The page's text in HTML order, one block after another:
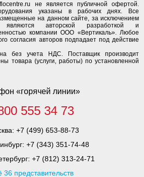
не является публичной офертой.
указаны в рабочих днях. Все
на данном сайте, за исключением
являются авторской разработкой и
компании ООО «Вертикаль». Любое
согласия авторов подпадает под действие
без учета НДС. Поставщик производит
товара (услуги, работы) по установленной
«горячей линии»
555 34 73
+7 (499) 653-88-73
+7 (343) 351-74-48
+7 (812) 313-24-71
представительств